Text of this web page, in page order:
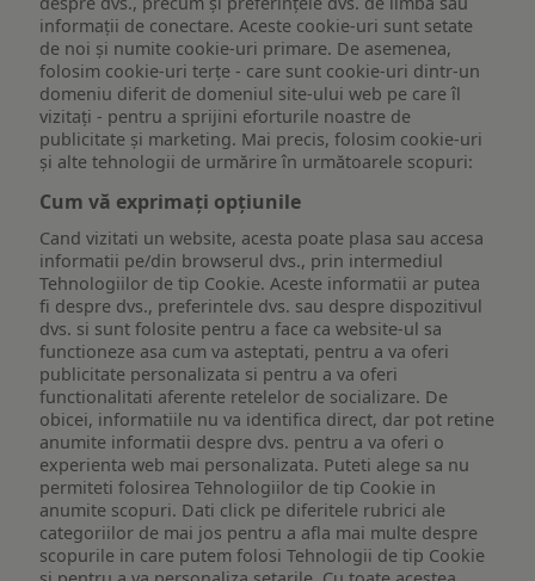
informații de conectare. Aceste cookie-uri sunt setate
de noi și numite cookie-uri primare. De asemenea,
folosim cookie-uri terțe - care sunt cookie-uri dintr-un
domeniu diferit de domeniul site-ului web pe care îl
vizitați - pentru a sprijini eforturile noastre de
publicitate și marketing. Mai precis, folosim cookie-uri
și alte tehnologii de urmărire în următoarele scopuri:
Cum vă exprimați opțiunile
Cand vizitati un website, acesta poate plasa sau accesa
informatii pe/din browserul dvs., prin intermediul
Tehnologiilor de tip Cookie. Aceste informatii ar putea
fi despre dvs., preferintele dvs. sau despre dispozitivul
dvs. si sunt folosite pentru a face ca website-ul sa
functioneze asa cum va asteptati, pentru a va oferi
publicitate personalizata si pentru a va oferi
functionalitati aferente retelelor de socializare. De
obicei, informatiile nu va identifica direct, dar pot retine
anumite informatii despre dvs. pentru a va oferi o
experienta web mai personalizata. Puteti alege sa nu
permiteti folosirea Tehnologiilor de tip Cookie in
anumite scopuri. Dati click pe diferitele rubrici ale
categoriilor de mai jos pentru a afla mai multe despre
scopurile in care putem folosi Tehnologii de tip Cookie